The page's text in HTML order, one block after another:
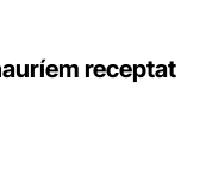
receptat